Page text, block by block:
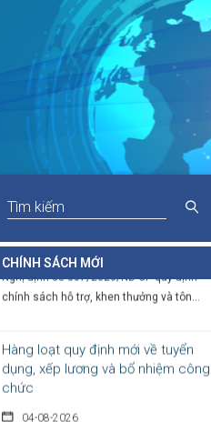
CHÍNH SÁCH MỚI
2026 - 2027
06-08-2026
Thủ tướng Chính phủ vừa ban hành Chỉ thị
số 31/CT-TTg ngày 5/8/2026 về thực...
Chính sách cho người có uy tín
trong vùng đồng bào dân tộc thiểu
05-08-2026
Nghị định số 307/2026/NĐ-CP quy định
chính sách hỗ trợ, khen thưởng và tôn...
chức
04-08-2026
Nghị định 300/2026/NĐ-CP vừa sửa đổi, bổ